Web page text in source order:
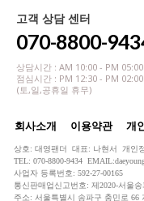
고객 상담 센터
070-8800-
상담시간 : AM 10:00 - PM 05:00
점심시간 : PM 12:30 - PM 02:00
(토,일,공휴일 휴무)
회사소개 이용약관 개
상호: 대영팬더 대표: 나현서 개인
TEL: 070-8800-9434
사업자 등록번호: 592-27-00165
통신판매업신고번호: 제2020-서울송
주소: 서울특별시 송파구 충민로 66